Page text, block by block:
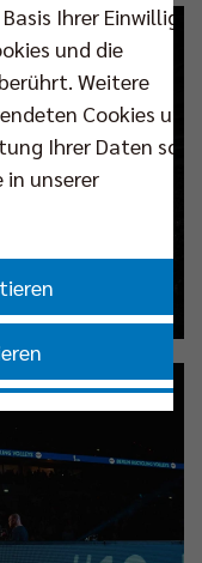
Ihrer
und die
Weitere
Cookies und
Ihrer Daten
in unserer
akzeptieren